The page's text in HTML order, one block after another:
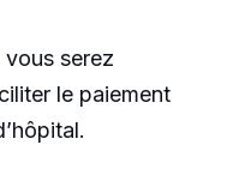
serez
le paiement